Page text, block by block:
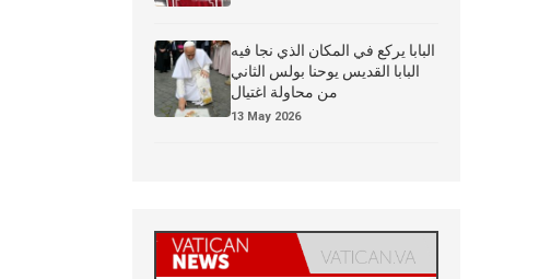
البابا يركع في المكان الذي نجا فيه
البابا القديس يوحنا بولس الثاني
من محاولة اغتيال
13 May 2026